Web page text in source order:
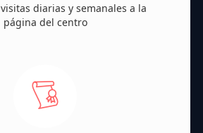
diarias y semanales a la
página del centro